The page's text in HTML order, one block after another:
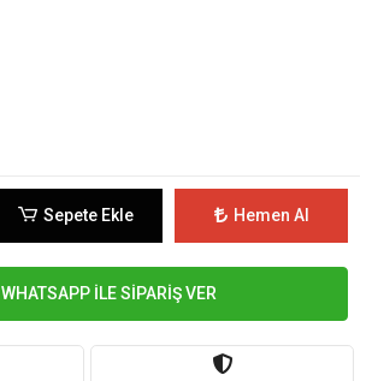
Sepete Ekle Hemen Al
WHATSAPP İLE SİPARİŞ VER